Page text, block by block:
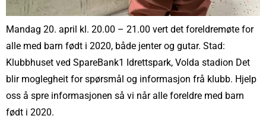
Mandag 20. april kl. 20.00 – 21.00 vert det foreldremøte for
alle med barn født i 2020, både jenter og gutar. Stad:
Klubbhuset ved SpareBank1 Idrettspark, Volda stadion Det
blir moglegheit for spørsmål og informasjon frå klubb. Hjelp
oss å spre informasjonen så vi når alle foreldre med barn
født i 2020.